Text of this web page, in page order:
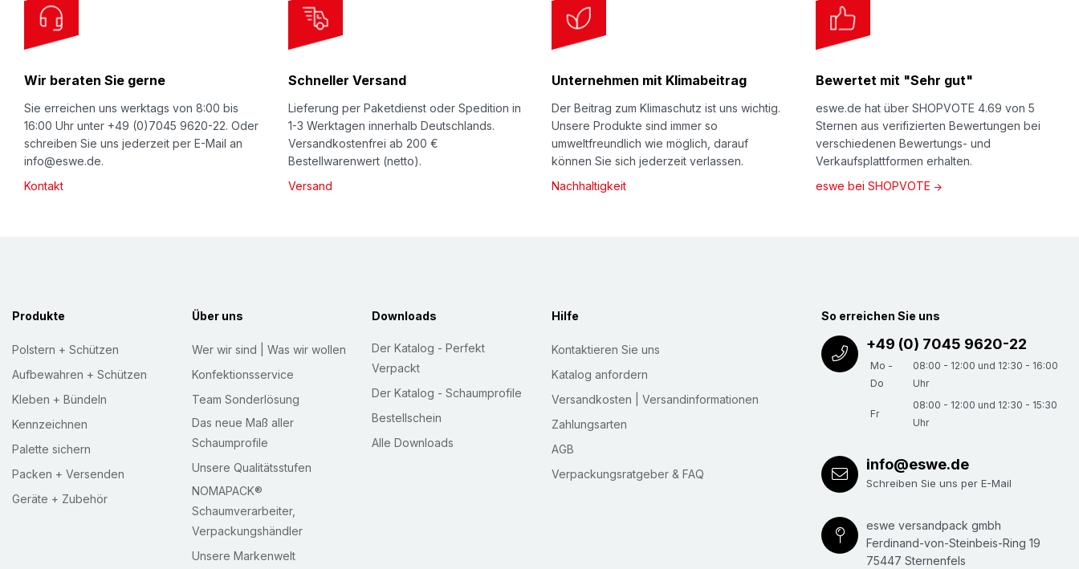
e
w
s
Wir beraten Sie gerne
Sie erreichen uns werktags von 8:00 bis
16:00 Uhr unter +49 (0)7045 9620-22. Oder
schreiben Sie uns jederzeit per E-Mail an
info@eswe.de.
Kontakt
Schneller Versand
Lieferung per Paketdienst oder Spedition in
1-3 Werktagen innerhalb Deutschlands.
Versandkostenfrei ab 200 €
Bestellwarenwert (netto).
Versand
Unternehmen mit Klimabeitrag
Der Beitrag zum Klimaschutz ist uns wichtig.
Unsere Produkte sind immer so
umweltfreundlich wie möglich, darauf
können Sie sich jederzeit verlassen.
Nachhaltigkeit
Bewertet mit "Sehr gut"
eswe.de hat über SHOPVOTE 4.69 von 5
Sternen aus verifizierten Bewertungen bei
verschiedenen Bewertungs- und
Verkaufsplattformen erhalten.
eswe bei SHOPVOTE
Produkte
Polstern + Schützen
Aufbewahren + Schützen
Kleben + Bündeln
Kennzeichnen
Palette sichern
Packen + Versenden
Geräte + Zubehör
Über uns
Wer wir sind | Was wir wollen
Konfektionsservice
Team Sonderlösung
Das neue Maß aller
Schaumprofile
Unsere Qualitätsstufen
NOMAPACK®
Schaumverarbeiter,
Verpackungshändler
Unsere Markenwelt
Downloads
Der Katalog - Perfekt
Verpackt
Der Katalog - Schaumprofile
Bestellschein
Alle Downloads
Hilfe
Kontaktieren Sie uns
Katalog anfordern
Versandkosten | Versandinformationen
Zahlungsarten
AGB
Verpackungsratgeber & FAQ
So erreichen Sie uns
+49 (0) 7045 9620-22
Mo -
Do
08:00 - 12:00 und 12:30 - 16:00
Uhr
Fr
08:00 - 12:00 und 12:30 - 15:30
Uhr
info@eswe.de
Schreiben Sie uns per E-Mail
eswe versandpack gmbh
Ferdinand-von-Steinbeis-Ring 19
75447 Sternenfels